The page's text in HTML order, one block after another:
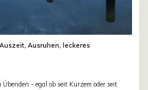
Ausruhen, leckeres
- egal ob seit Kurzem oder seit